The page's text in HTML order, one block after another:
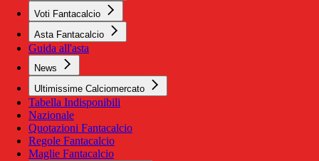
Voti Fantacalcio
Asta Fantacalcio
Guida all'asta
News
Ultimissime Calciomercato
Tabella Indisponibili
Nazionale
Quotazioni Fantacalcio
Regole Fantacalcio
Maglie Fantacalcio